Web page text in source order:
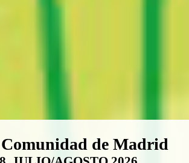
Comunidad de
de Madrid